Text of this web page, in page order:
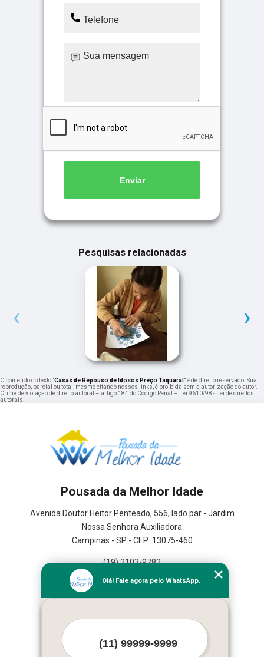
Enviar
Pesquisas relacionadas
‹ ›
O conteúdo do texto "Casas de Repouso de Idosos Preço Taquaral " é de direito reservado. Sua
reprodução, parcial ou total, mesmo citando nossos links, é proibida sem a autorização do autor.
Crime de violação de direito autoral – artigo 184 do Código Penal – Lei 9610/98 - Lei de direitos
autorais.
Pousada da Melhor Idade
Avenida Doutor Heitor Penteado, 556, lado par - Jardim
Nossa Senhora Auxiliadora
Campinas - SP - CEP: 13075-460
(19) 2103-9782
(19) 3367-2591
Home
Mapa do site
Mais Serviços
Olá! Fale agora pelo WhatsApp.